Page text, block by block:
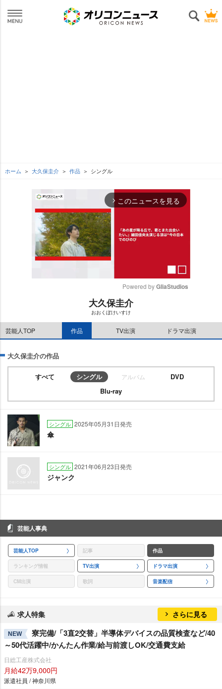
ホーム 大久保圭介 作品 シングル
arrow_forward_ios このニュースを見る
Powered by GliaStudios
大久保圭介
おおくぼけいすけ
芸能人TOP 作品 TV出演 ドラマ出演
大久保圭介の作品
すべて シングル アルバム
DVD
Blu-ray
シングル 2025年05月31日発売
傘
シングル 2021年06月23日発売
ジャンク
芸能人事典
芸能人TOP 記事 作品
ランキング情報 TV出演 ドラマ出演
CM出演 歌詞 音楽配信
求人特集 さらに見る
NEW
寮完備/「3直2交替」半導体デバイスの品質検査など/40
～50代活躍中/かんたん作業/給与前渡しOK/交通費支給
日総工産株式会社
月給42万9,000円
派遣社員 / 神奈川県